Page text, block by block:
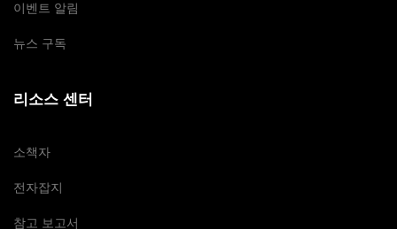
이벤트 알림
뉴스 구독
리소스 센터
소책자
전자잡지
참고 보고서